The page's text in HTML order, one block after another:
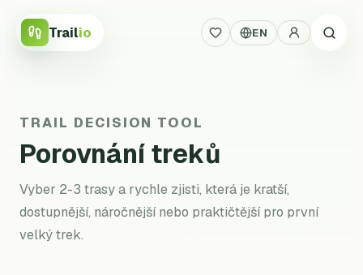
Trailio EN
TRAIL DECISION TOOL
Porovnání treků
Vyber 2-3 trasy a rychle zjisti, která je kratší,
dostupnější, náročnější nebo praktičtější pro první
velký trek.